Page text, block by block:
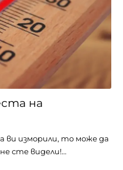
на
ви изморили, то може да
сте видели!…